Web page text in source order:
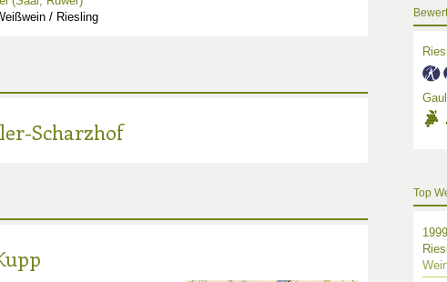
/ Riesling
Scharzhof
Top